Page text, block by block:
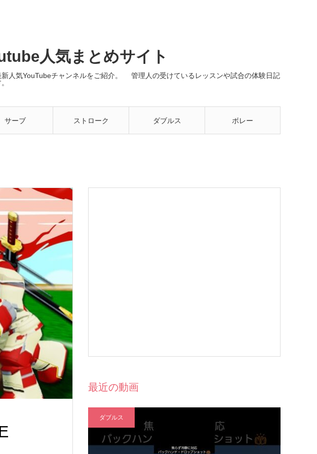
人気まとめサイト
人気YouTubeチャンネルをご紹介。 管理人の受けているレッスンや試合の体験日記
サーブ ストローク ダブルス ボレー
最近の動画
ダブルス